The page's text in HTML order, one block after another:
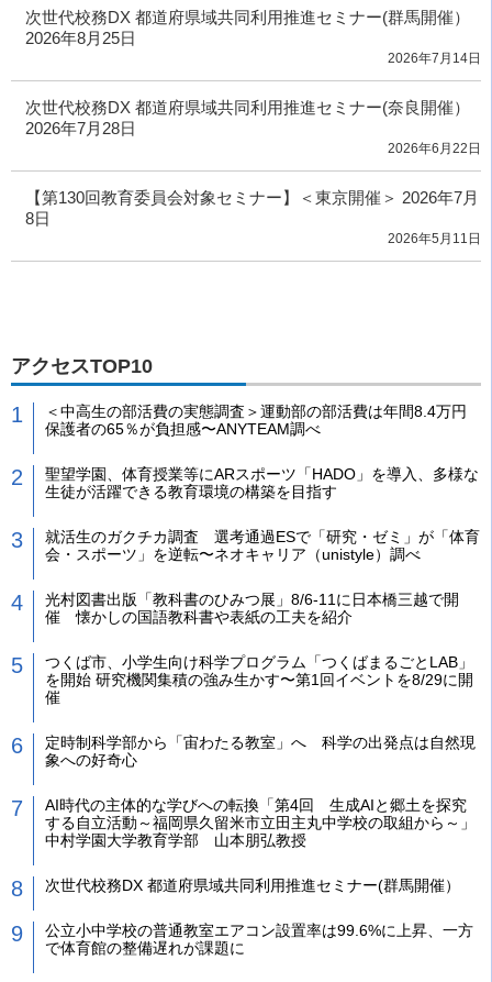
次世代校務DX 都道府県域共同利用推進セミナー(群馬開催）
2026年8月25日
2026年7月14日
次世代校務DX 都道府県域共同利用推進セミナー(奈良開催）
2026年7月28日
2026年6月22日
【第130回教育委員会対象セミナー】＜東京開催＞ 2026年7月
8日
2026年5月11日
アクセスTOP10
＜中高生の部活費の実態調査＞運動部の部活費は年間8.4万円
保護者の65％が負担感〜ANYTEAM調べ
聖望学園、体育授業等にARスポーツ「HADO」を導入、多様な
生徒が活躍できる教育環境の構築を目指す
就活生のガクチカ調査 選考通過ESで「研究・ゼミ」が「体育
会・スポーツ」を逆転〜ネオキャリア（unistyle）調べ
光村図書出版「教科書のひみつ展」8/6-11に日本橋三越で開
催 懐かしの国語教科書や表紙の工夫を紹介
つくば市、小学生向け科学プログラム「つくばまるごとLAB」
を開始 研究機関集積の強み生かす〜第1回イベントを8/29に開
催
定時制科学部から「宙わたる教室」へ 科学の出発点は自然現
象への好奇心
AI時代の主体的な学びへの転換「第4回 生成AIと郷土を探究
する自立活動～福岡県久留米市立田主丸中学校の取組から～」
中村学園大学教育学部 山本朋弘教授
次世代校務DX 都道府県域共同利用推進セミナー(群馬開催）
公立小中学校の普通教室エアコン設置率は99.6%に上昇、一方
で体育館の整備遅れが課題に